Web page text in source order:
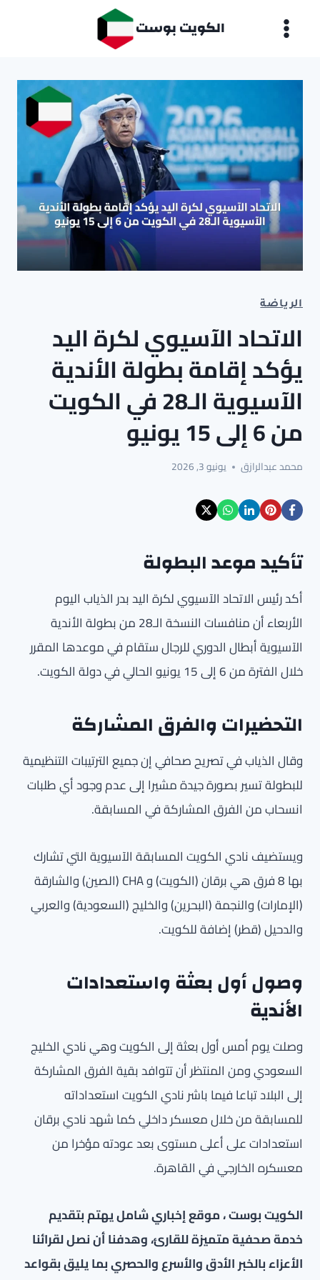
الكويت بوست
الرياضة
الاتحاد الآسيوي لكرة اليد
يؤكد إقامة بطولة الأندية
الآسيوية الـ28 في الكويت
من 6 إلى 15 يونيو
محمد عبدالرازق يونيو 3, 2026
تأكيد موعد البطولة
أكد رئيس الاتحاد الآسيوي لكرة اليد بدر الذياب اليوم
الأربعاء أن منافسات النسخة الـ28 من بطولة الأندية
الآسيوية أبطال الدوري للرجال ستقام في موعدها المقرر
خلال الفترة من 6 إلى 15 يونيو الحالي في دولة الكويت.
التحضيرات والفرق المشاركة
وقال الذياب في تصريح صحافي إن جميع الترتيبات التنظيمية
للبطولة تسير بصورة جيدة مشيرا إلى عدم وجود أي طلبات
انسحاب من الفرق المشاركة في المسابقة.
ويستضيف نادي الكويت المسابقة الآسيوية التي تشارك
بها 8 فرق هي برقان (الكويت) و CHA (الصين) والشارقة
(الإمارات) والنجمة (البحرين) والخليج (السعودية) والعربي
والدحيل (قطر) إضافة للكويت.
وصول أول بعثة واستعدادات
الأندية
وصلت يوم أمس أول بعثة إلى الكويت وهي نادي الخليج
السعودي ومن المنتظر أن تتوافد بقية الفرق المشاركة
إلى البلاد تباعا فيما باشر نادي الكويت استعداداته
للمسابقة من خلال معسكر داخلي كما شهد نادي برقان
استعدادات على أعلى مستوى بعد عودته مؤخرا من
معسكره الخارجي في القاهرة.
الكويت بوست ، موقع إخباري شامل يهتم بتقديم
خدمة صحفية متميزة للقارئ، وهدفنا أن نصل لقرائنا
الأعزاء بالخبر الأدق والأسرع والحصري بما يليق بقواعد